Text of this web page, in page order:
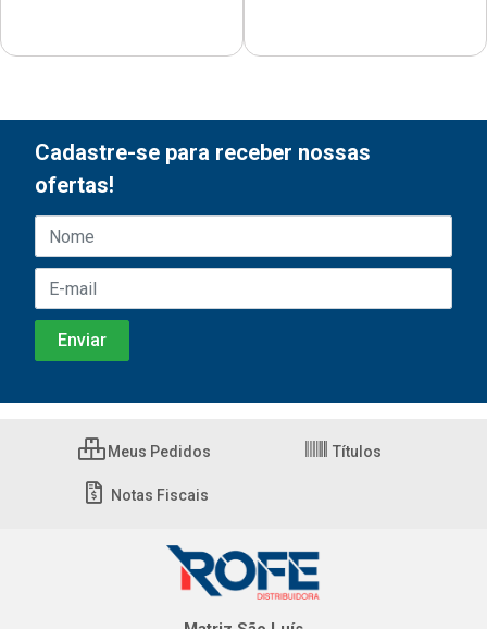
Cadastre-se para receber nossas
ofertas!
Meus Pedidos Títulos
Notas Fiscais